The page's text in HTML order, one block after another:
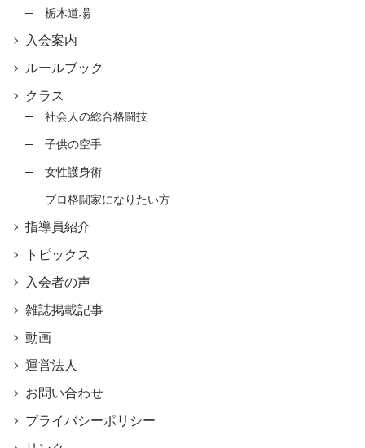
栃木道場
入会案内
ルールブック
クラス
社会人の総合格闘技
子供の空手
女性護身術
プロ格闘家になりたい方
指導員紹介
トピックス
入会者の声
雑誌掲載記事
動画
運営法人
お問い合わせ
プライバシーポリシー